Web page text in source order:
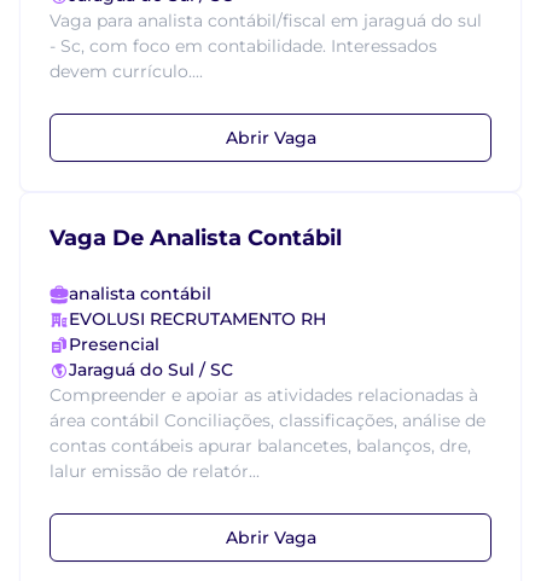
Vaga para analista contábil/fiscal em jaraguá do sul
- Sc, com foco em contabilidade. Interessados
devem currículo....
Abrir Vaga
Vaga De Analista Contábil
analista contábil
EVOLUSI RECRUTAMENTO RH
Presencial
Jaraguá do Sul / SC
Compreender e apoiar as atividades relacionadas à
área contábil Conciliações, classificações, análise de
contas contábeis apurar balancetes, balanços, dre,
lalur emissão de relatór...
Abrir Vaga